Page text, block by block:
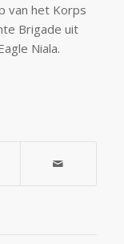
van het Korps
Brigade uit
Niala.